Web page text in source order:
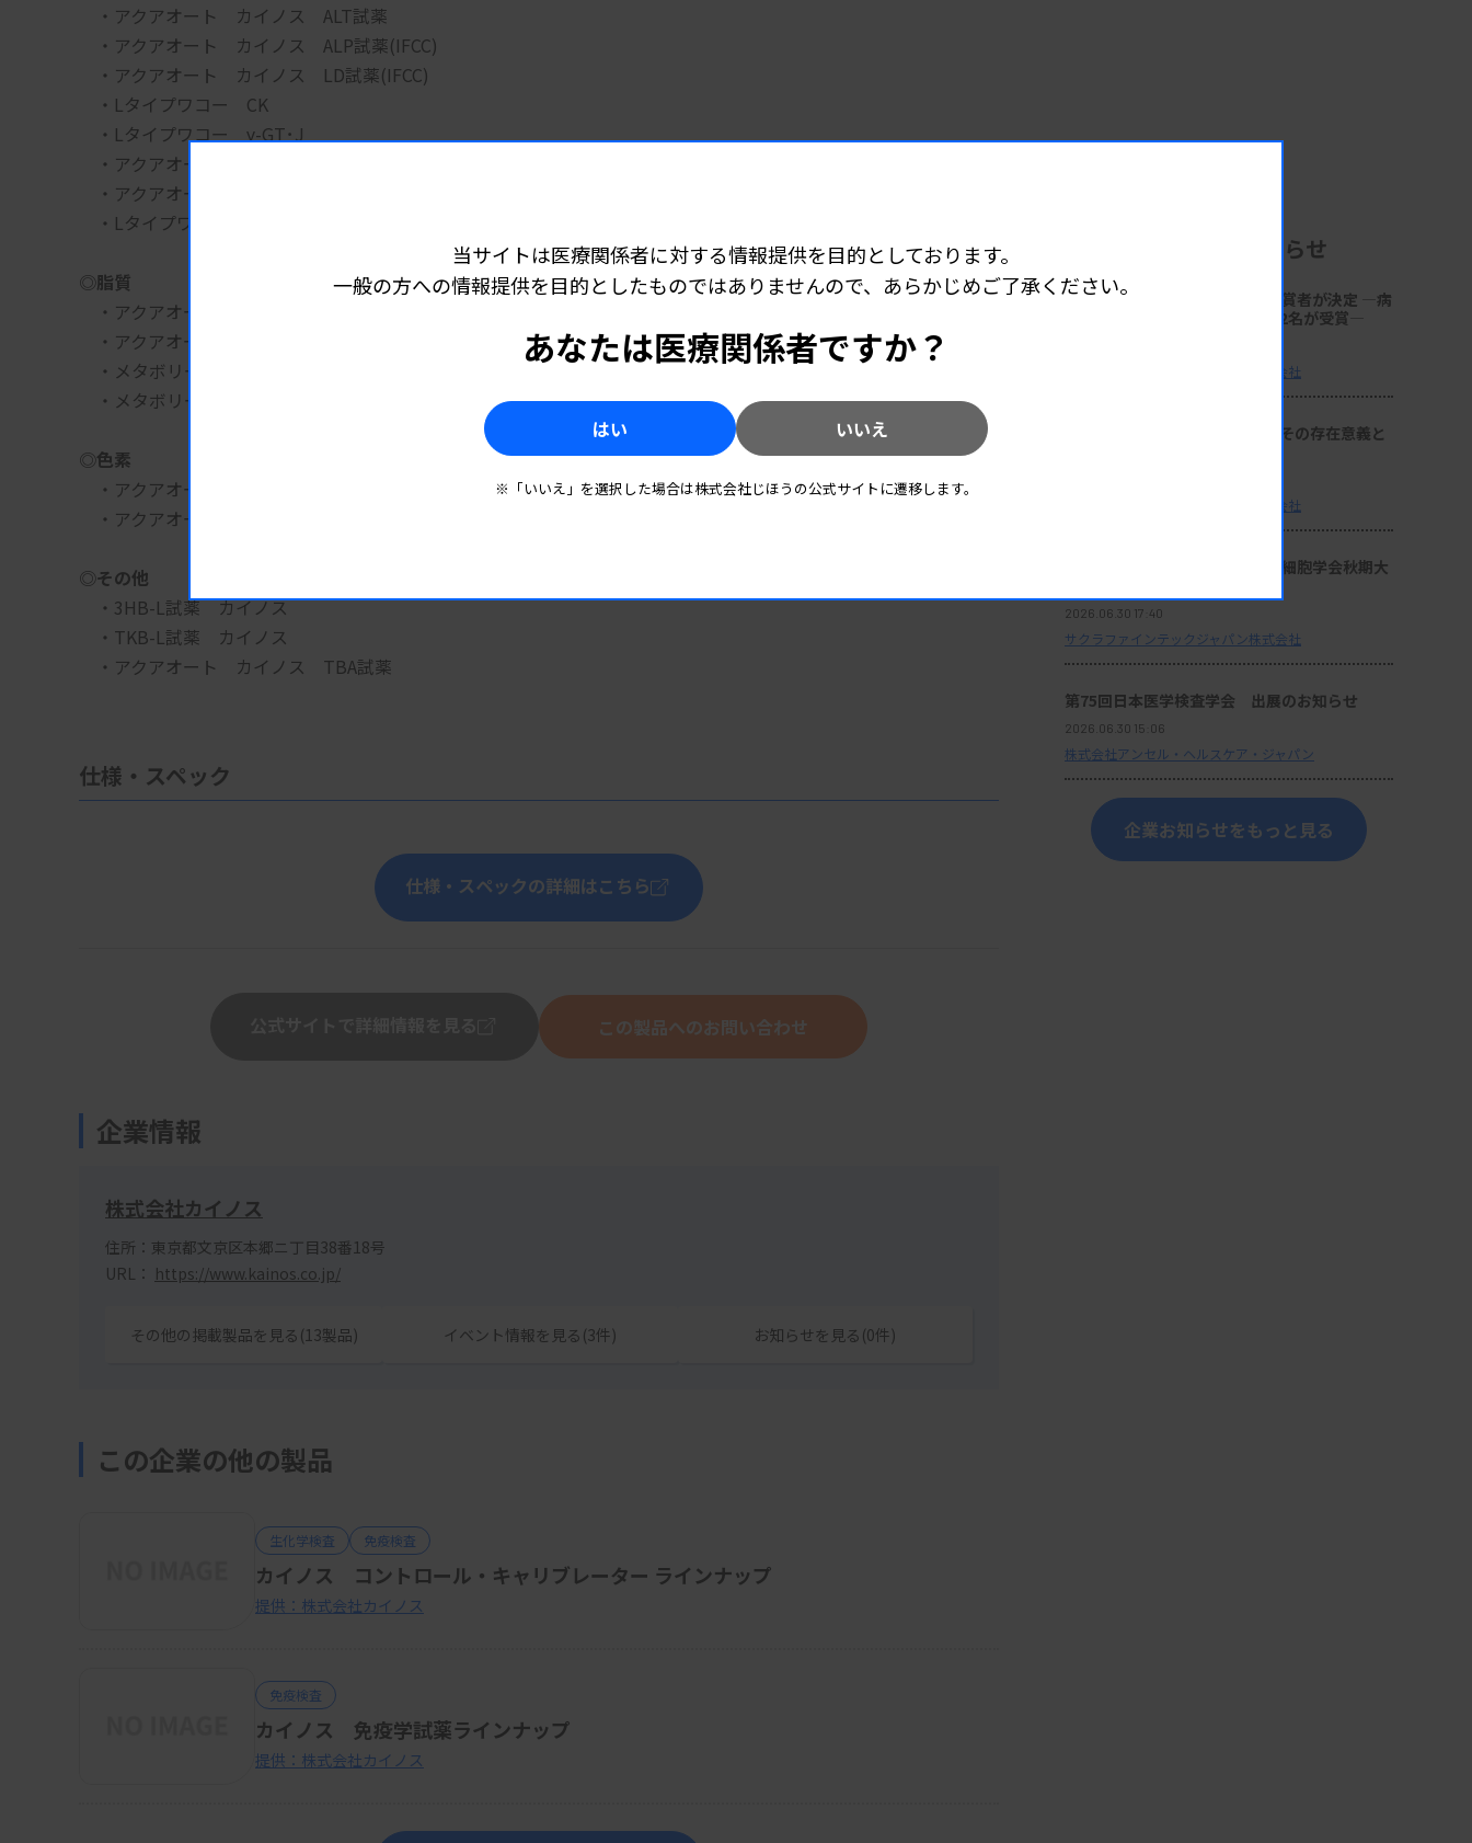
・アクアオート　カイノス　ALT試薬
・アクアオート　カイノス　ALP試薬(IFCC)
・アクアオート　カイノス　LD試薬(IFCC)
・Lタイプワコー　CK
・Lタイプワコー　γ-GT･J
・アクアオート　カイノス　CHE試薬
・アクアオート　カイノス　LAP試薬
・Lタイプワコー　AMY・IF
◎脂質
・アクアオート　カイノス　T-CHO試薬
・アクアオート　カイノス　TG-Ⅱ試薬
・メタボリードHDL-C
・メタボリードLDL-C
◎色素
・アクアオート　カイノス　T-BIL試薬
・アクアオート　カイノス　D-BIL試薬
◎その他
・3HB-L試薬　カイノス
・TKB-L試薬　カイノス
・アクアオート　カイノス　TBA試薬
仕様・スペック
仕様・スペックの詳細はこちら
この製品へのお問い合わせ
企業情報
株式会社カイノス
住所：東京都文京区本郷ニ丁目38番18号
URL： https://www.kainos.co.jp/
その他の掲載製品を見る(13製品) イベント情報を見る(3件) お知らせを見る(0件)
この企業の他の製品
生化学検査 免疫検査
カイノス コントロール・キャリブレーター ラインナップ
提供：株式会社カイノス
免疫検査
カイノス 免疫学試薬ラインナップ
提供：株式会社カイノス
企業からのお知らせ
第18回「サクラ病理技術賞」受賞者が決定 ―病
理技術の発展と伝承に貢献する2名が受賞―
サクラファインテックジャパン株式会社
座談会：『サクラ病理技術賞』その存在意義と
サクラファインテックジャパン株式会社
セミナー動画：第64回日本臨床細胞学会秋期大
2026.06.30 17:40
サクラファインテックジャパン株式会社
第75回日本医学検査学会 出展のお知らせ
2026.06.30 15:06
株式会社アンセル・ヘルスケア・ジャパン
企業お知らせをもっと見る
当サイトは医療関係者に対する情報提供を目的としております。
一般の方への情報提供を目的としたものではありませんので、あらかじめご了承ください。
あなたは医療関係者ですか？
はい いいえ
※「いいえ」を選択した場合は株式会社じほうの公式サイトに遷移します。